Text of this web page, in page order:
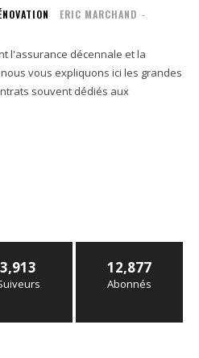
ERIC MARCHAND -
l'assurance décennale et la
vous expliquons ici les grandes
souvent dédiés aux
3,913 12,877
Abonnés